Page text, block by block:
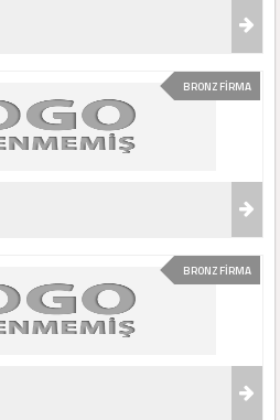
BRONZ FİRMA
BRONZ FİRMA